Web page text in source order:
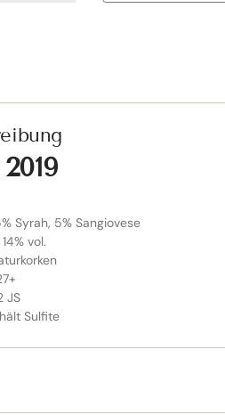
Syrah, 5% Sangiovese
vol.
JS
Sulfite